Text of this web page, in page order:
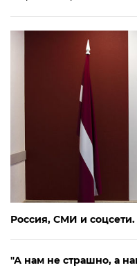
Россия, СМИ и соцсети.
"А нам не страшно, а